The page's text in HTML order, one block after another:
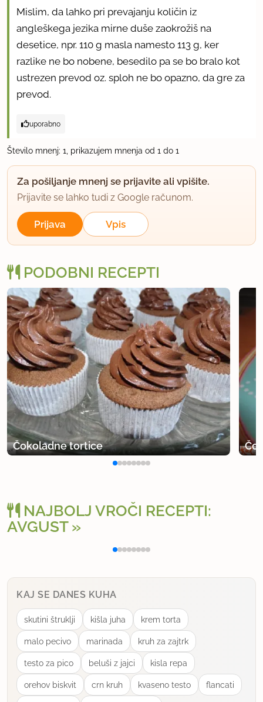
Mislim, da lahko pri prevajanju količin iz
angleškega jezika mirne duše zaokrožiš na
desetice, npr. 110 g masla namesto 113 g, ker
razlike ne bo nobene, besedilo pa se bo bralo kot
ustrezen prevod oz. sploh ne bo opazno, da gre za
prevod.
uporabno
Število mnenj: 1, prikazujem mnenja od 1 do 1
Za pošiljanje mnenj se prijavite ali vpišite.
Prijavite se lahko tudi z Google računom.
Prijava Vpis
PODOBNI RECEPTI
Čokoladne tortice
NAJBOLJ VROČI RECEPTI:
AVGUST
Polnjena paprika na klasičen način
KAJ SE DANES KUHA
skutini štruklji kišla juha krem torta
malo pecivo marinada kruh za zajtrk
testo za pico beluši z jajci kisla repa
orehov biskvit crn kruh kvaseno testo flancati